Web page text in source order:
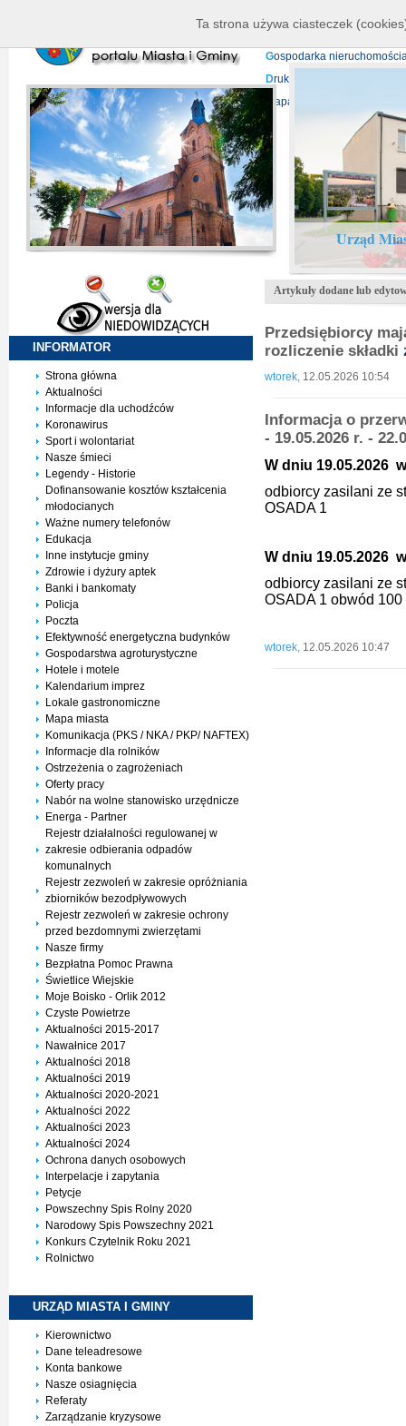
P
rojekty europejskie
Gospodarka
Druki do pobrania
Mapa serwisu
Urząd
INFORMATOR
Strona główna
Aktualności
Informacje dla uchodźców
Koronawirus
Sport i wolontariat
Nasze śmieci
Legendy - Historie
Dofinansowanie kosztów kształcenia
młodocianych
Ważne numery telefonów
Edukacja
Inne instytucje gminy
Zdrowie i dyżury aptek
Banki i bankomaty
Policja
Poczta
Efektywność energetyczna budynków
Gospodarstwa agroturystyczne
Hotele i motele
Kalendarium imprez
Lokale gastronomiczne
Mapa miasta
Komunikacja (PKS / NKA / PKP/ NAFTEX)
Informacje dla rolników
Ostrzeżenia o zagrożeniach
Oferty pracy
Nabór na wolne stanowisko urzędnicze
Energa - Partner
Rejestr działalności regulowanej w
zakresie odbierania odpadów
komunalnych
Rejestr zezwoleń w zakresie opróżniania
zbiorników bezodpływowych
Rejestr zezwoleń w zakresie ochrony
przed bezdomnymi zwierzętami
Nasze firmy
Bezpłatna Pomoc Prawna
Świetlice Wiejskie
Moje Boisko - Orlik 2012
Czyste Powietrze
Aktualności 2015-2017
Nawałnice 2017
Aktualności 2018
Aktualności 2019
Aktualności 2020-2021
Aktualności 2022
Aktualności 2023
Aktualności 2024
Ochrona danych osobowych
Interpelacje i zapytania
Petycje
Powszechny Spis Rolny 2020
Narodowy Spis Powszechny 2021
Konkurs Czytelnik Roku 2021
Rolnictwo
URZĄD MIASTA I GMINY
Kierownictwo
Dane teleadresowe
Konta bankowe
Nasze osiagnięcia
Referaty
Zarządzanie kryzysowe
Artykuły dodane lub
Przedsiębiorcy
rozliczenie składki
wtorek, 12.05.2026 10:54
Informacja o
- 19.05.2026 r. -
W dniu 19.05.2026
odbiorcy zasilani ze
OSADA 1
W dniu 19.05.2026
odbiorcy zasilani ze
OSADA 1 obwód 100
wtorek, 12.05.2026 10:47
Ta strona używa ciasteczek